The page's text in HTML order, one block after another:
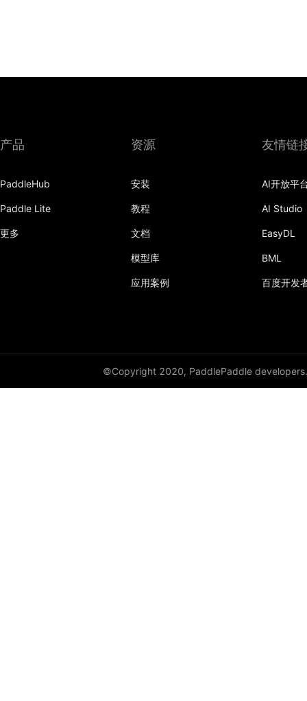
产品
PaddleHub
Paddle Lite
更多
资源
安装
教程
文档
模型库
应用案例
友情链
AI开放平
AI Studio
EasyDL
BML
百度开发
©Copyright 2020, PaddlePaddle developers.